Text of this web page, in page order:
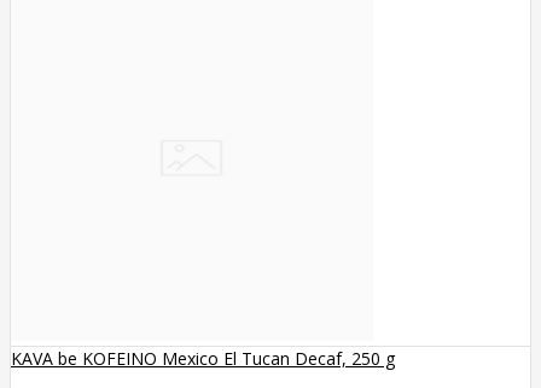
KAVA be KOFEINO Mexico El Tucan Decaf, 250 g